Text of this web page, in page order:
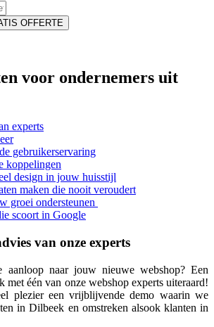
OFFERTE
voor ondernemers uit
experts
gebruikerservaring
koppelingen
design in jouw huisstijl
maken die nooit veroudert
groei ondersteunen
scoort in Google
van onze experts
aanloop naar jouw nieuwe webshop? Een
met één van onze webshop experts uiteraard!
plezier een vrijblijvende demo waarin we
in Dilbeek en omstreken alsook klanten in